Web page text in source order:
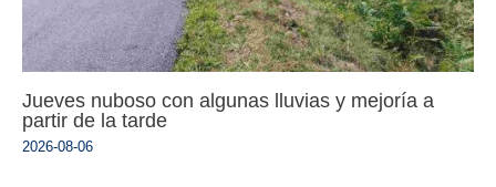
Jueves nuboso con algunas lluvias y mejoría a
partir de la tarde
2026-08-06